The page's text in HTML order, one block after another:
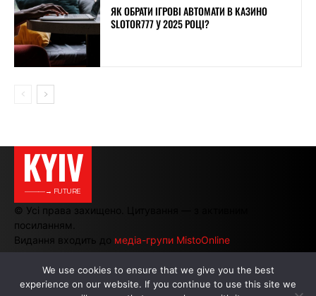
ЯК ОБРАТИ ІГРОВІ АВТОМАТИ В КАЗИНО
SLOTOR777 У 2025 РОЦІ?
KYIV
———→ FUTURE
© Усі права захищено. Цитування — з активним
посиланням.
Видання входить до медіа-групи MistoOnline
АВТОРИ | РЕКЛАМА НА САЙТІ
We use cookies to ensure that we give you the best
experience on our website. If you continue to use this site we